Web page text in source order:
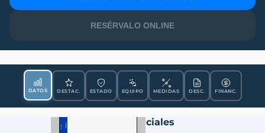
RESÉRVALO ONLINE
DATOS DESTAC. ESTADO EQUIPO MEDIDAS DESC. FINANC.
Datos Esenciales